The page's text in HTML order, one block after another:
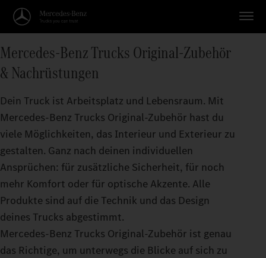
Mercedes‑Benz Trucks Original-Zubehör
& Nachrüstungen
Dein Truck ist Arbeitsplatz und Lebensraum. Mit
Mercedes‑Benz Trucks Original‑Zubehör hast du
viele Möglichkeiten, das Interieur und Exterieur zu
gestalten. Ganz nach deinen individuellen
Ansprüchen: für zusätzliche Sicherheit, für noch
mehr Komfort oder für optische Akzente. Alle
Produkte sind auf die Technik und das Design
deines Trucks abgestimmt.
Mercedes‑Benz Trucks Original-Zubehör ist genau
das Richtige, um unterwegs die Blicke auf sich zu